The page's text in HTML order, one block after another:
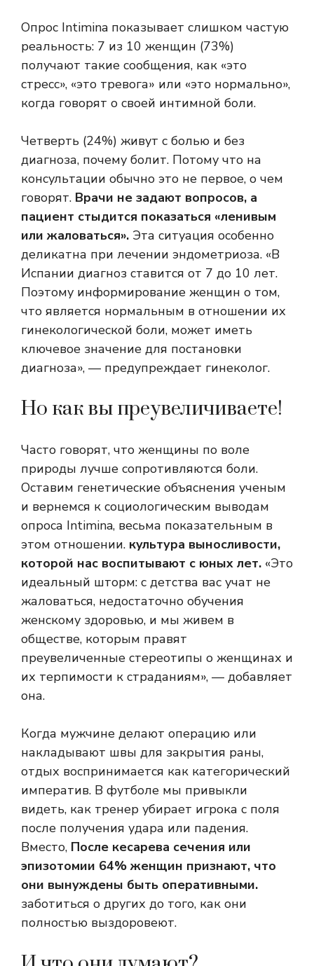
Опрос Intimina показывает слишком частую
реальность: 7 из 10 женщин (73%)
получают такие сообщения, как «это
стресс», «это тревога» или «это нормально»,
когда говорят о своей интимной боли.
Четверть (24%) живут с болью и без
диагноза, почему болит. Потому что на
консультации обычно это не первое, о чем
говорят. Врачи не задают вопросов, а
пациент стыдится показаться «ленивым
или жаловаться». Эта ситуация особенно
деликатна при лечении эндометриоза. «В
Испании диагноз ставится от 7 до 10 лет.
Поэтому информирование женщин о том,
что является нормальным в отношении их
гинекологической боли, может иметь
ключевое значение для постановки
диагноза», — предупреждает гинеколог.
Но как вы преувеличиваете!
Часто говорят, что женщины по воле
природы лучше сопротивляются боли.
Оставим генетические объяснения ученым
и вернемся к социологическим выводам
опроса Intimina, весьма показательным в
этом отношении. культура выносливости,
которой нас воспитывают с юных лет. «Это
идеальный шторм: с детства вас учат не
жаловаться, недостаточно обучения
женскому здоровью, и мы живем в
обществе, которым правят
преувеличенные стереотипы о женщинах и
их терпимости к страданиям», — добавляет
она.
Когда мужчине делают операцию или
накладывают швы для закрытия раны,
отдых воспринимается как категорический
императив. В футболе мы привыкли
видеть, как тренер убирает игрока с поля
после получения удара или падения.
Вместо, После кесарева сечения или
эпизотомии 64% женщин признают, что
они вынуждены быть оперативными.
заботиться о других до того, как они
полностью выздоровеют.